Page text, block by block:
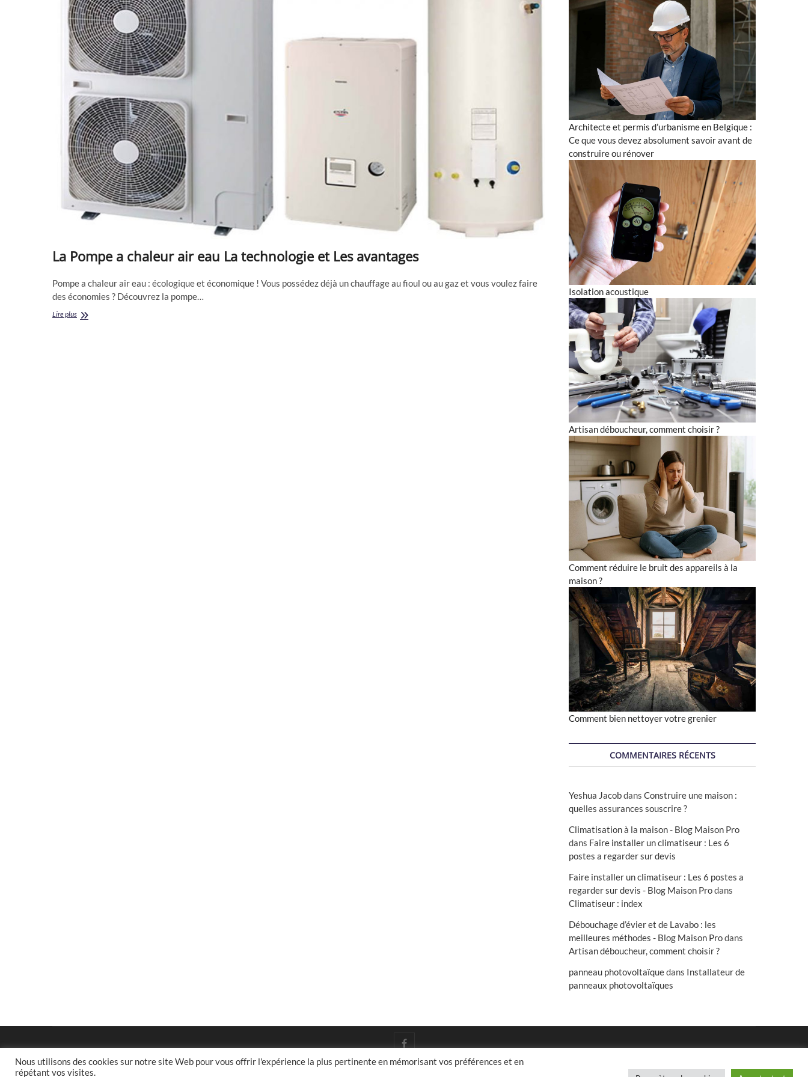
La Pompe a chaleur air eau La technologie et Les avantages
Pompe a chaleur air eau : écologique et économique ! Vous possédez déjà un chauffage au fioul ou au gaz et vous voulez faire
des économies ? Découvrez la pompe…
Lire plusLa
Architecte et permis d’urbanisme en Belgique :
Ce que vous devez absolument savoir avant de
construire ou rénover
Isolation acoustique
Artisan déboucheur, comment choisir ?
Comment réduire le bruit des appareils à la
maison ?
Comment bien nettoyer votre grenier
COMMENTAIRES RÉCENTS
Yeshua Jacobdans Construire une maison :
quelles assurances souscrire ?
Climatisation à la maison - Blog Maison Pro
dans Faire installer un climatiseur : Les 6
postes a regarder sur devis
Faire installer un climatiseur : Les 6 postes a
regarder sur devis - Blog Maison Prodans
Climatiseur : index
Débouchage d’évier et de Lavabo : les
meilleures méthodes - Blog Maison Prodans
Artisan déboucheur, comment choisir ?
panneau photovoltaïquedans Installateur de
panneaux photovoltaïques
facebook
Nous utilisons des cookies sur notre site Web pour vous offrir l'expérience la plus pertinente en mémorisant vos préférences et en
répétant vos visites.